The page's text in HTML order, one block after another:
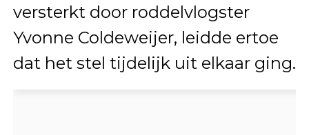
versterkt door roddelvlogster
Yvonne Coldeweijer, leidde ertoe
dat het stel tijdelijk uit elkaar ging.